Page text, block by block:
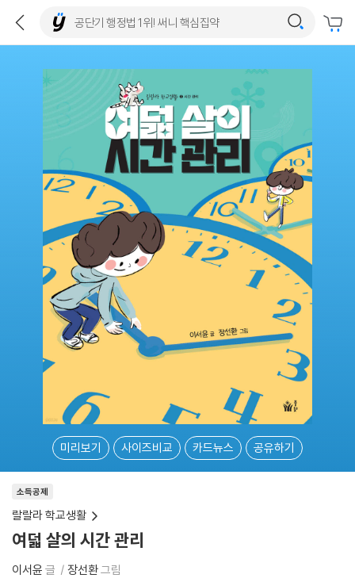
미리보기 사이즈비교 카드뉴스 공유하기
소득공제
랄랄라 학교생활
여덟 살의 시간 관리
이서윤 글 장선환그림